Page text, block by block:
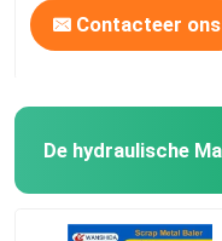
Contacteer ons